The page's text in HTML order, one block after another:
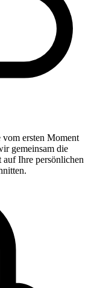
vom ersten Moment
gemeinsam die
Ihre persönlichen